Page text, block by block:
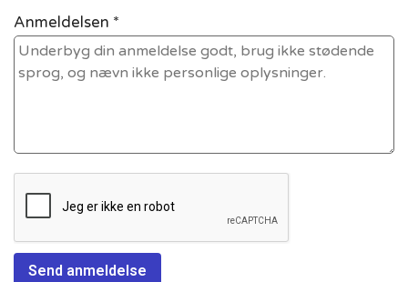
Anmeldelsen *